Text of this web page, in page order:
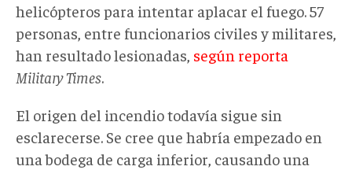
helicópteros para intentar aplacar el fuego. 57
personas, entre funcionarios civiles y militares,
han resultado lesionadas, según reporta
Military Times.
El origen del incendio todavía sigue sin
esclarecerse. Se cree que habría empezado en
una bodega de carga inferior, causando una